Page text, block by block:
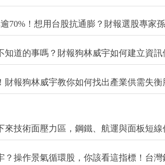
70%！想用台股抗通膨？財報選股專家
道的事嗎？財報狗林威宇如何建立資訊
報狗林威宇教你如何找出產業供需失衡
技術面壓力區，鋼鐵、航運與面板短線
操作景氣循環股，你該看這指標！台灣